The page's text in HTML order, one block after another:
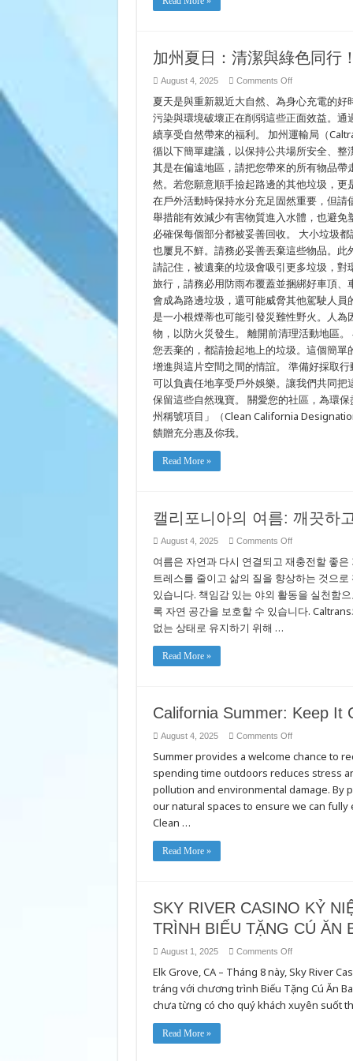
加州夏日：清潔與綠色同行！
August 4, 2025 Comments Offon
州
夏
日：
清
潔
與
綠
色
同
行！
夏天是與重新親近大自然、為身心充電的
污染與環境破壞正在削弱這些正面效益。
續享受自然帶來的福利。 加州運輸局（
循以下簡單建議，以保持公共場所安全、
其是在偏遠地區，請把您帶來的所有物品
然。若您願意順手撿起路邊的其他垃圾，更
在戶外活動時保持水分充足固然重要，但
舉措能有效減少有害物質進入水體，也避
必確保每個部分都被妥善回收。 大小垃圾
也屢見不鮮。請務必妥善丟棄這些物品。此
請記住，被遺棄的垃圾會吸引更多垃圾，
旅行，請務必用防雨布覆蓋並捆綁好車頂
會成為路邊垃圾，還可能威脅其他駕駛人
是一小根煙蒂也可能引發災難性野火。人
物，以防火災發生。 離開前清理活動地區
您丟棄的，都請撿起地上的垃圾。這個簡
增進與這片空間之間的情誼。 準備好採取
可以負責任地享受戶外娛樂。讓我們共同
保留這些自然瑰寶。 關愛您的社區，為環
州稱號項目」（Clean California
饋贈充分惠及你我。
Read More »
캘리포니아의 여름: 깨끗하
August 4, 2025 Comments Offon
리
포
니
아
의
경
으
로
유
지
하
요!
여름은 자연과 다시 연결되고 재충전할 좋
트레스를 줄이고 삶의 질을 향상하는 것으
있습니다. 책임감 있는 야외 활동을 실천함
록 자연 공간을 보호할 수 있습니다.
없는 상태로 유지하기 위해 …
Read More »
California Summer: Keep It
August 4, 2025 Comments Offon
Summer:
Keep
It
Keep
Green!
Summer provides a welcome chance to
spending time outdoors reduces stress
pollution and environmental damage. By
our natural spaces to ensure we can
Clean …
Read More »
SKY RIVER CASINO KỶ
TRÌNH BIẾU TẶNG CÚ ĂN
August 1, 2025 Comments Offon
RIVER
CASINO
KỶ
NIỆM
3
Elk Grove, CA – Tháng 8 này, Sky River
tráng với chương trình Biếu Tặng Cú Ăn
chưa từng có cho quý khách xuyên suốt
Read More »